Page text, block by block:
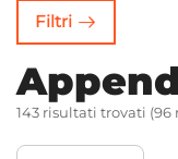
Attrezzate
Filtri
143 risultati trovati